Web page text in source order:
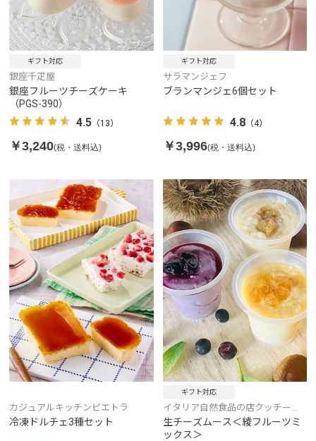
ギフト対応
銀座千疋屋
銀座フルーツチーズケーキ
（PGS-390）
4.5 （13）
￥3,240(税・送料込)
ギフト対応
サラマンジェフ
ブランマンジェ6個セット
4.8（4）
￥3,996(税・送料込)
カジュアルキッチンピエトラ
冷凍ドルチェ3種セット
ギフト対応
イタリア自然食品の店クッチー
ナ・リナルド
生チーズムース＜綾フルーツミ
ックス＞